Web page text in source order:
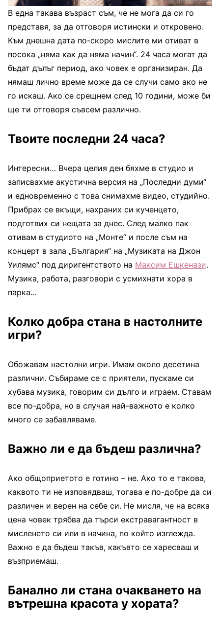
В една такава възраст съм, че не мога да си го
представя, за да отговоря истински и откровено.
Към днешна дата по-скоро мислите ми отиват в
посока „няма как да няма начин“. 24 часа могат да
бъдат дълъг период, ако човек е организиран. Да
нямаш лично време може да се случи само ако не
го искаш. Ако се срещнем след 10 години, може би
ще ти отговоря съвсем различно.
Твоите последни 24 часа?
Интересни… Вчера целия ден бяхме в студио и
записвахме акустична версия на „Последни думи“
и едновременно с това снимахме видео, студийно.
Прибрах се вкъщи, нахраних си кученцето,
подготвих си нещата за днес. След малко пак
отивам в студиото на „Монте“ и после съм на
концерт в зала „България“ на „Музиката на Джон
Уилямс“ под диригентството на Максим Ешкенази.
Музика, работа, разговори с усмихнати хора в
парка…
Колко добра стана в настолните
игри?
Обожавам настолни игри. Имам около десетина
различни. Събираме се с приятели, пускаме си
хубава музика, говорим си дълго и играем. Ставам
все по-добра, но в случая най-важното е колко
много се забавляваме.
Важно ли е да бъдеш различна?
Ако общоприетото е готино – не. Ако то е такова,
каквото ти не изповядваш, тогава е по-добре да си
различен и верен на себе си. Не мисля, че на всяка
цена човек трябва да търси екстравагантност в
мисленето си или в начина, по който изглежда.
Важно е да бъдеш такъв, какъвто се харесваш и
възприемаш.
Банално ли стана очакването на
вътрешна красота у хората?